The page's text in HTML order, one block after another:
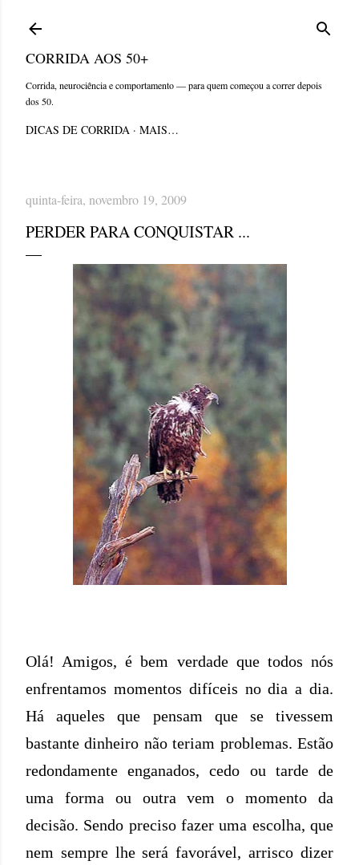
CORRIDA AOS 50+
Corrida, neurociência e comportamento — para quem começou a correr depois
dos 50.
DICAS DE CORRIDA MAIS…
quinta-feira, novembro 19, 2009
PERDER PARA CONQUISTAR ...
Olá! Amigos, é bem verdade que todos nós
enfrentamos momentos difíceis no dia a dia.
Há aqueles que pensam que se tivessem
bastante dinheiro não teriam problemas. Estão
redondamente enganados, cedo ou tarde de
uma forma ou outra vem o momento da
decisão. Sendo preciso fazer uma escolha, que
nem sempre lhe será favorável, arrisco dizer